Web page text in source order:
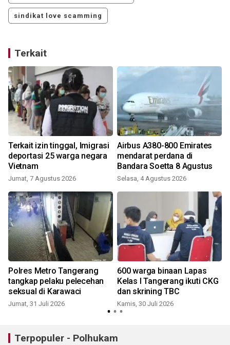
sindikat love scamming
Terkait
Terkait izin tinggal, Imigrasi
deportasi 25 warga negara
Vietnam
Jumat, 7 Agustus 2026
Airbus A380-800 Emirates
mendarat perdana di
Bandara Soetta 8 Agustus
Selasa, 4 Agustus 2026
Polres Metro Tangerang
tangkap pelaku pelecehan
seksual di Karawaci
Jumat, 31 Juli 2026
600 warga binaan Lapas
Kelas I Tangerang ikuti CKG
dan skrining TBC
Kamis, 30 Juli 2026
Terpopuler - Polhukam